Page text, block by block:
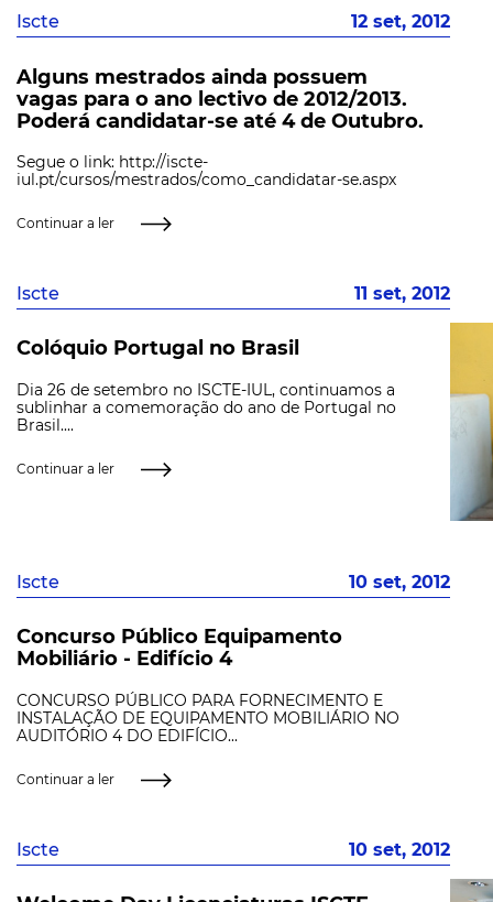
Iscte 12 set, 2012
Alguns mestrados ainda possuem
vagas para o ano lectivo de 2012/2013.
Poderá candidatar-se até 4 de Outubro.
Segue o link: http://iscte-
iul.pt/cursos/mestrados/como_candidatar-se.aspx
Continuar a ler
Iscte 11 set, 2012
Colóquio Portugal no Brasil
Dia 26 de setembro no ISCTE-IUL, continuamos a
sublinhar a comemoração do ano de Portugal no
Brasil....
Continuar a ler
Iscte 10 set, 2012
Concurso Público Equipamento
Mobiliário - Edifício 4
CONCURSO PÚBLICO PARA FORNECIMENTO E
INSTALAÇÃO DE EQUIPAMENTO MOBILIÁRIO NO
AUDITÓRIO 4 DO EDIFÍCIO...
Continuar a ler
Iscte 10 set, 2012